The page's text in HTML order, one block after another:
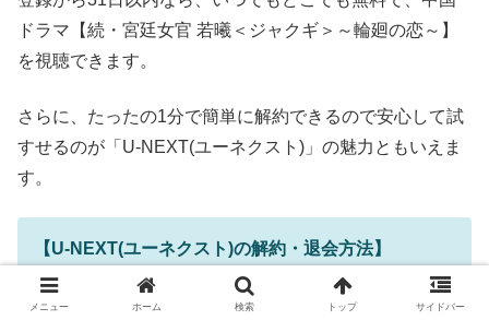
ドラマ【続・宮廷女官 若曦＜ジャクギ＞～輪廻の恋～】
を視聴できます。
さらに、たったの1分で簡単に解約できるので安心して試
すせるのが「U-NEXT(ユーネクスト)」の魅力ともいえま
す。
【U-NEXT(ユーネクスト)の解約・退会方法】
「U-NEXT(ユーネクスト)をスマホから簡単に解約・
退会する方法を画像付きで徹底解説！【たったの1分9
メニュー ホーム 検索 トップ サイドバー